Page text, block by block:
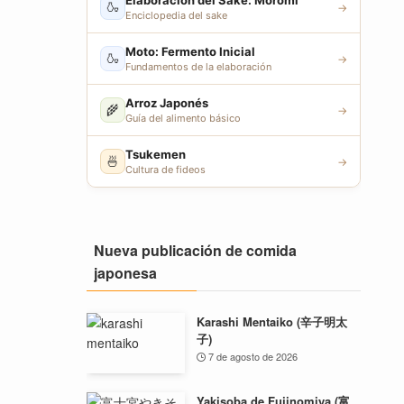
🍶
Enciclopedia del sake
→
🍶 Moto: Fermento Inicial
Fundamentos de la elaboración
→
🌾 Arroz Japonés
Guía del alimento básico
→
🍜 Tsukemen
Cultura de fideos
→
Nueva publicación de comida
japonesa
Karashi Mentaiko (辛子明太
子)
7 de agosto de 2026